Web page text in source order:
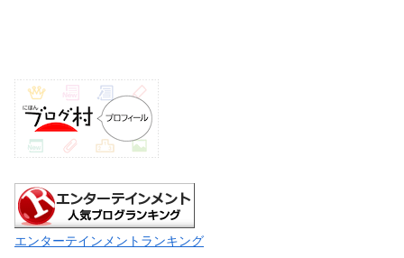
エンターテインメントランキング